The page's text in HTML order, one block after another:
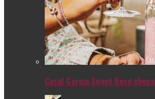
Casal Garcia Sweet Rosé